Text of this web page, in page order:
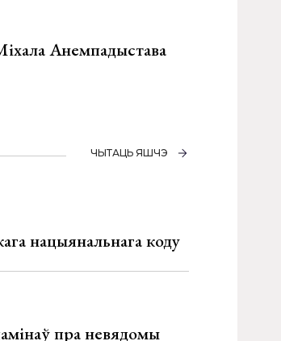
Анемпадыстава
ЧЫТАЦЬ ЯШЧЭ
нацыянальнага коду
пра невядомы